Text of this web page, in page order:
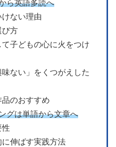
ら英語多読へ
けない理由
び方
て子どもの心に火をつけ
ない」をくつがえした
品のおすすめ
グは単語から文章へ
性
に伸ばす実践方法